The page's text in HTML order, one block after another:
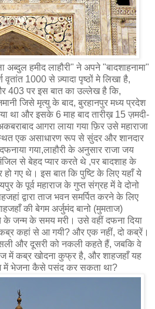
हमीद लाहौरी" ने अपने "बादशाहनामा"
1000 से ज़्यादा पृष्ठों मे लिखा है,
पर इस बात का उल्लेख है कि,
जिसे मृत्यु के बाद, बुरहानपुर मध्य प्रदेश
था और इसके 6 माह बाद तारीख़ 15 ज़मदी-
आगरा लाया गया फ़िर उसे महाराजा
एक असाधारण रूप से सुंदर और शानदार
गया,लाहौरी के अनुसार राजा जय
से बेहद प्यार करते थे ,पर बादशाह के
गए थे। इस बात कि पुष्टि के लिए यहाँ ये
के पूर्व महाराज के गुप्त संग्रह में वे दोनो
द्वारा ताज भवन समर्पित करने के लिए
की बेगम अर्जुमंद बानो (मुमताज)
के जन्म के समय मरी। उसे वहीं दफना दिया
कहां से आ गयी? और एक नहीं, दो कब्रें।
और दूसरी को नकली कहते हैं, जबकि वे
में कब्र खोदना कुफ्र है, और शाहजहाँ यह
में भेजना कैसे पसंद कर सकता था?